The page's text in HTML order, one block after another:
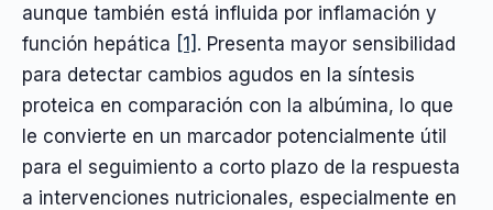
aunque también está influida por inflamación y
función hepática [1] . Presenta mayor sensibilidad
para detectar cambios agudos en la síntesis
proteica en comparación con la albúmina, lo que
le convierte en un marcador potencialmente útil
para el seguimiento a corto plazo de la respuesta
a intervenciones nutricionales, especialmente en